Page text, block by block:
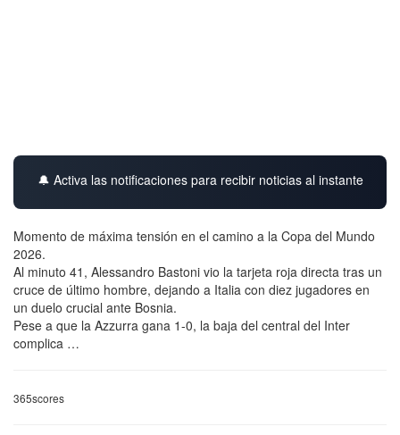
🔔 Activa las notificaciones para recibir noticias al instante
Momento de máxima tensión en el camino a la Copa del Mundo
2026.
Al minuto 41, Alessandro Bastoni vio la tarjeta roja directa tras un
cruce de último hombre, dejando a Italia con diez jugadores en
un duelo crucial ante Bosnia.
Pese a que la Azzurra gana 1-0, la baja del central del Inter
complica …
365scores